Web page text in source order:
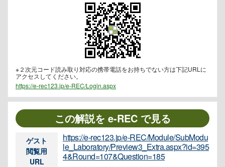
※２次元コード読み取り対応の携帯電話をお持ちでない方は下記URLに
アクセスしてください。
https://e-rec123.jp/e-REC/Login.aspx
この解説を e-REC で見る
ゲスト
閲覧用
URL
https://e-rec123.jp/e-REC/Module/SubModu
le_Laboratory/Preview3_Extra.aspx?id=395
4&Round=107&Question=185